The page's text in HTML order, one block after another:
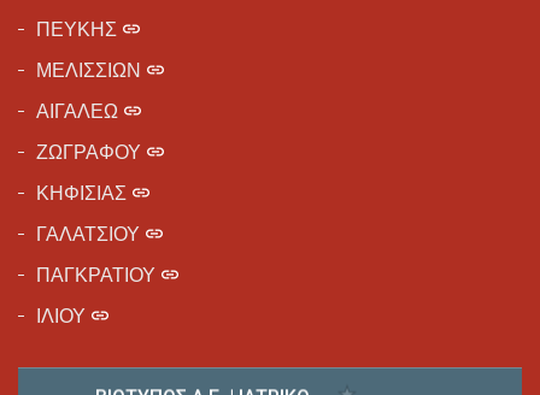
ΠΕΥΚΗΣ
ΜΕΛΙΣΣΙΩΝ
ΑΙΓΑΛΕΩ
ΖΩΓΡΑΦΟΥ
ΚΗΦΙΣΙΑΣ
ΓΑΛΑΤΣΙΟΥ
ΠΑΓΚΡΑΤΙΟΥ
ΙΛΙΟΥ